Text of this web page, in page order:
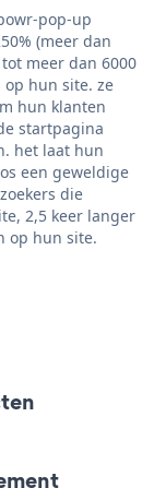
pop-up
(meer dan
meer dan 6000
hun site. ze
hun klanten
startpagina
het laat hun
een geweldige
die
2,5 keer langer
op hun site.